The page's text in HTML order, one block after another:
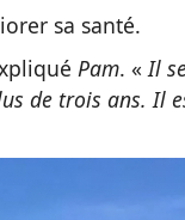
sa santé.
Pam. « Il
de trois ans. Il